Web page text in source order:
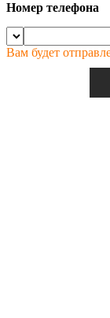
Номер телефона
Вам будет